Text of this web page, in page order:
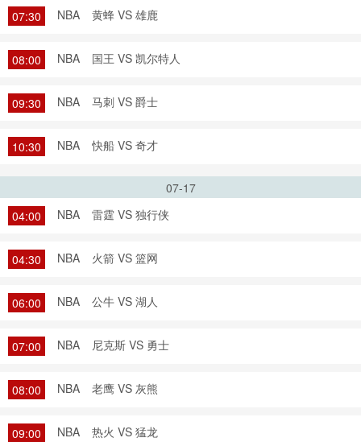
07:30 NBA 黄蜂 VS 雄鹿
08:00 NBA 国王 VS 凯尔特人
09:30 NBA 马刺 VS 爵士
10:30 NBA 快船 VS 奇才
07-17
04:00
NBA 雷霆 VS 独行侠
04:30 NBA 火箭 VS 篮网
06:00 NBA 公牛 VS 湖人
07:00 NBA 尼克斯 VS 勇士
08:00 NBA 老鹰 VS 灰熊
09:00 NBA 热火 VS 猛龙